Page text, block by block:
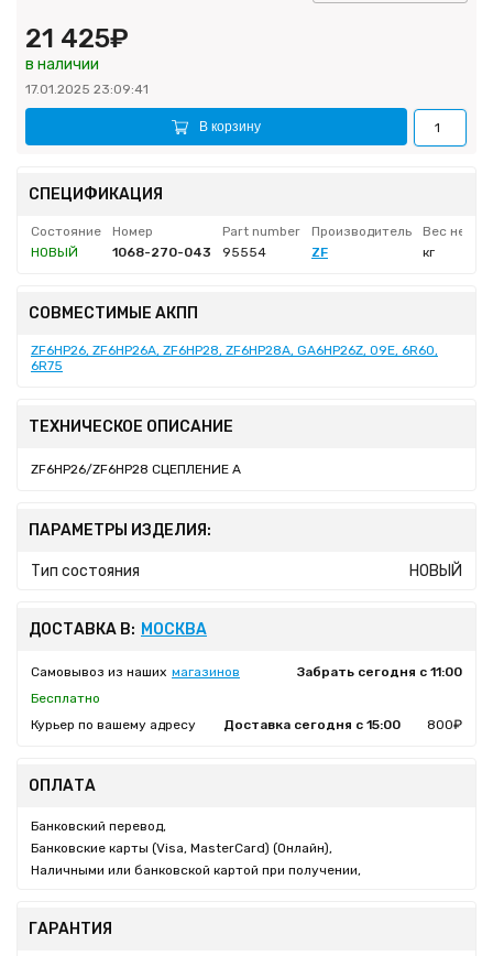
21 425₽
в наличии
17.01.2025 23:09:41
В корзину
СПЕЦИФИКАЦИЯ
Состояние Номер Part number Производитель
Вес нетто
НОВЫЙ
1068-270-043 95554 ZF кг
СОВМЕСТИМЫЕ АКПП
ZF6HP26, ZF6HP26A, ZF6HP28, ZF6HP28A, GA6HP26Z, 09E, 6R60,
6R75
ТЕХНИЧЕСКОЕ ОПИСАНИЕ
ZF6HP26/ZF6HP28 СЦЕПЛЕНИЕ A
ПАРАМЕТРЫ ИЗДЕЛИЯ:
Тип состояния НОВЫЙ
ДОСТАВКА В: МОСКВА
Самовывоз из наших магазинов
Забрать сегодня с 11:00
Бесплатно
Курьер по вашему адресу
Доставка сегодня с 15:00 800₽
ОПЛАТА
Банковский перевод,
Банковские карты (Visa, MasterCard) (Онлайн),
Наличными или банковской картой при получении,
ГАРАНТИЯ